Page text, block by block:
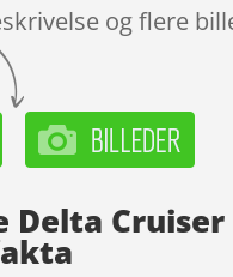
og flere
Delta Cruiser